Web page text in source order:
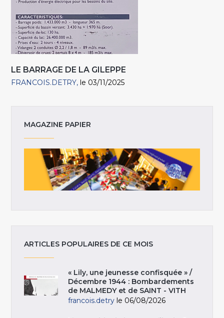
LE BARRAGE DE LA GILEPPE
FRANCOIS.DETRY le 03/11/2025
MAGAZINE PAPIER
ARTICLES POPULAIRES DE CE MOIS
« Lily, une jeunesse confisquée » /
Décembre 1944 : Bombardements
de MALMEDY et de SAINT - VITH
francois.detry le 06/08/2026